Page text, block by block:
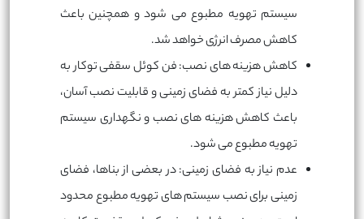
سیستم تهویه مطبوع می شود و همچنین باعث
کاهش مصرف انرژی خواهد شد.
کاهش هزینه های نصب: فن کوئل سقفی توکار به
دلیل نیاز کمتر به فضای زمینی و قابلیت نصب آسان،
باعث کاهش هزینه های نصب و نگهداری سیستم
تهویه مطبوع می شود.
عدم نیاز به فضای زمینی: در بعضی از بناها، فضای
زمینی برای نصب سیستم های تهویه مطبوع محدود